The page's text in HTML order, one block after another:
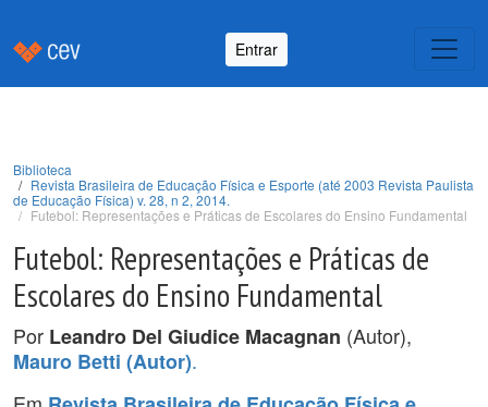
Entrar
Biblioteca
Revista Brasileira de Educação Física e Esporte (até 2003 Revista Paulista
de Educação Física) v. 28, n 2, 2014.
Futebol: Representações e Práticas de Escolares do Ensino Fundamental
Futebol: Representações e Práticas de
Escolares do Ensino Fundamental
Por Leandro Del Giudice Macagnan (Autor),
Mauro Betti (Autor).